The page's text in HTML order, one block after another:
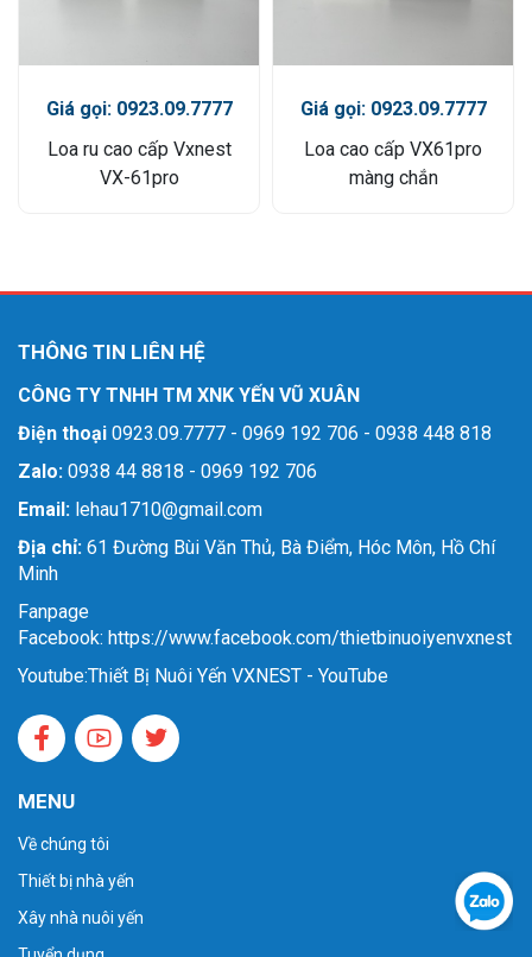
Giá gọi: 0923.09.7777
Loa ru cao cấp Vxnest
VX-61pro
Giá gọi: 0923.09.7777
Loa cao cấp VX61pro
màng chắn
THÔNG TIN LIÊN HỆ
CÔNG TY TNHH TM XNK YẾN VŨ XUÂN
Điện thoại 0923.09.7777 - 0969 192 706 - 0938 448 818
Zalo: 0938 44 8818 - 0969 192 706
Email: lehau1710@gmail.com
Địa chỉ: 61 Đường Bùi Văn Thủ, Bà Điểm, Hóc Môn, Hồ Chí
Minh
Fanpage
Facebook: https://www.facebook.com/thietbinuoiyenvxnest
Youtube:Thiết Bị Nuôi Yến VXNEST - YouTube
MENU
Về chúng tôi
Thiết bị nhà yến
Xây nhà nuôi yến